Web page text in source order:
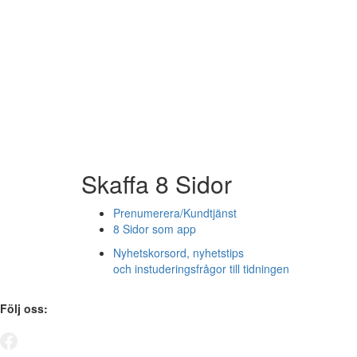
Skaffa 8 Sidor
Prenumerera/Kundtjänst
8 Sidor som app
Nyhetskorsord, nyhetstips
och instuderingsfrågor till tidningen
Följ oss: